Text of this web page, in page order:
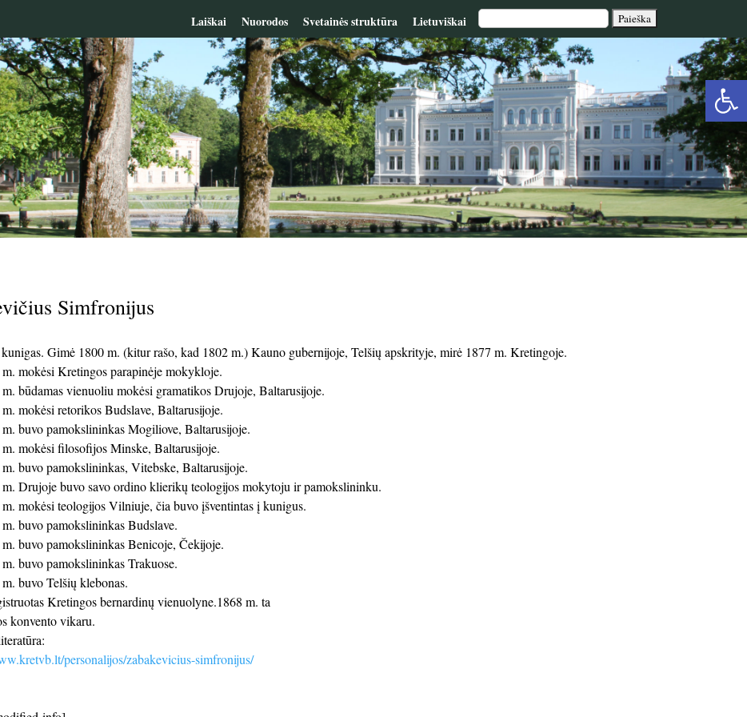
Laiškai Nuorodos Svetainės struktūra Lietuviškai
Simfronijus
Gimė 1800 m. (kitur rašo, kad 1802 m.) Kauno gubernijoje, Telšių apskrityje, mirė 1877 m. Kretingoje.
mokėsi Kretingos parapinėje mokykloje.
būdamas vienuoliu mokėsi gramatikos Drujoje, Baltarusijoje.
mokėsi retorikos Budslave, Baltarusijoje.
buvo pamokslininkas Mogiliove, Baltarusijoje.
mokėsi filosofijos Minske, Baltarusijoje.
buvo pamokslininkas, Vitebske, Baltarusijoje.
m. Drujoje buvo savo ordino klierikų teologijos mokytoju ir pamokslininku.
mokėsi teologijos Vilniuje, čia buvo įšventintas į kunigus.
buvo pamokslininkas Budslave.
buvo pamokslininkas Benicoje, Čekijoje.
buvo pamokslininkas Trakuose.
buvo Telšių klebonas.
Kretingos bernardinų vienuolyne.1868 m. ta
konvento vikaru.
personalijos/zabakevicius-simfronijus/